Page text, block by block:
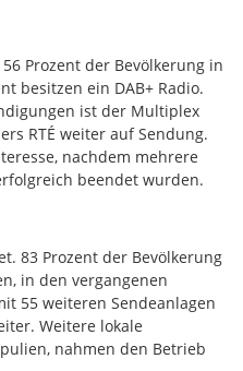
Prozent der Bevölkerung in
besitzen ein DAB+ Radio.
ist der Multiplex
RTÉ weiter auf Sendung.
nachdem mehrere
beendet wurden.
83 Prozent der Bevölkerung
in den vergangenen
55 weiteren Sendeanlagen
Weitere lokale
nahmen den Betrieb